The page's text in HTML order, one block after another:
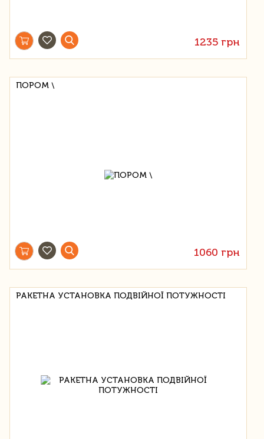
1235 грн
ПОРОМ \
1060 грн
РАКЕТНА УСТАНОВКА ПОДВІЙНОЇ ПОТУЖНОСТІ